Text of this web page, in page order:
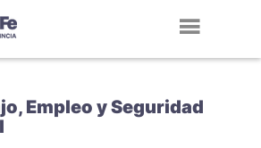
Empleo y Seguridad